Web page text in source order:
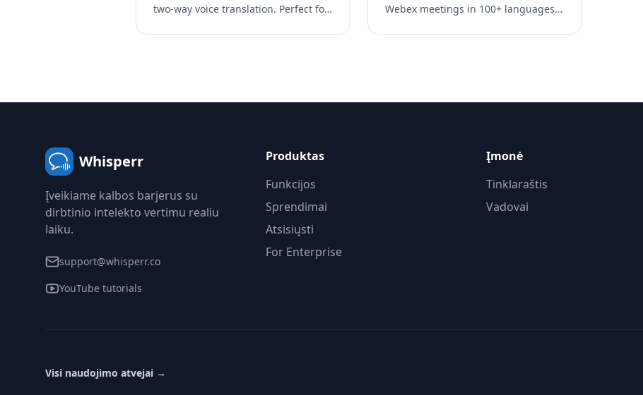
two-way voice translation. Perfect for
Webex meetings in 100+ languages
Whisperr
Įveikiame kalbos barjerus su
dirbtinio intelekto vertimu realiu
laiku.
support@whisperr.co
YouTube tutorials
Produktas
Funkcijos
Sprendimai
Atsisiųsti
For Enterprise
Įmonė
Tinklaraštis
Vadovai
Visi naudojimo atvejai →